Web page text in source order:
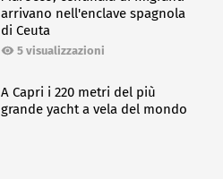
arrivano nell'enclave spagnola
di Ceuta
5 visualizzazioni
A Capri i 220 metri del più
grande yacht a vela del mondo